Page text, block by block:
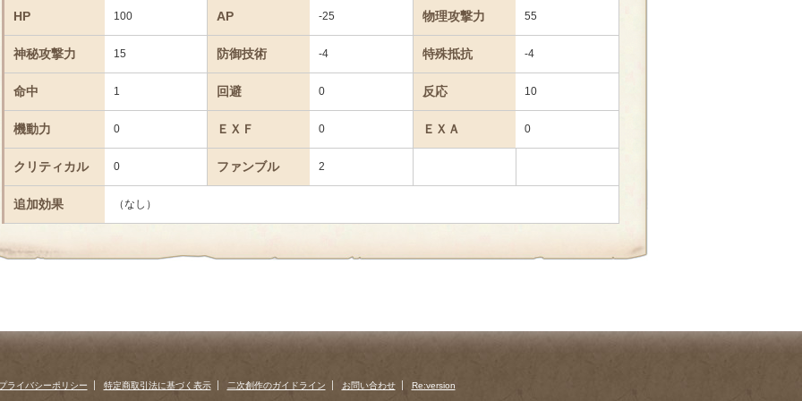
HP 100 AP -25 物理攻撃力 55
神秘攻撃力 15 防御技術 -4 特殊抵抗 -4
命中 1 回避 0 反応 10
機動力 0 ＥＸＦ 0 ＥＸＡ 0
クリティカル 0 ファンブル 2
追加効果 （なし）
ライバシーポリシー 特定商取引法に基づく表示 二次創作のガイドライン お問い合わせ Re:version